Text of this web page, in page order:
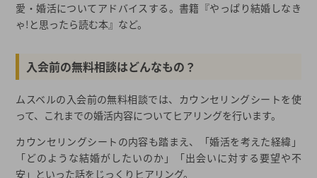
愛・婚活についてアドバイスする。書籍『やっぱり結婚しなき
ゃ!と思ったら読む本』など。
入会前の無料相談はどんなもの？
ムスベルの入会前の無料相談では、カウンセリングシートを使
って、これまでの婚活内容についてヒアリングを行います。
カウンセリングシートの内容も踏まえ、「婚活を考えた経緯」
「どのような結婚がしたいのか」「出会いに対する要望や不
安」といった話をじっくりヒアリング。